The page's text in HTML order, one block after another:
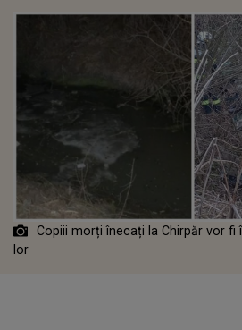
Copiii morți înecați la Chirpăr vor
lor